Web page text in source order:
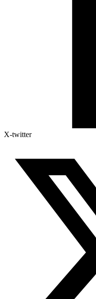
X-twitter